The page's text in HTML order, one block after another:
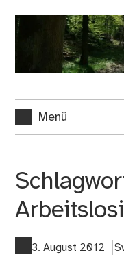
Menü
3. August 2012